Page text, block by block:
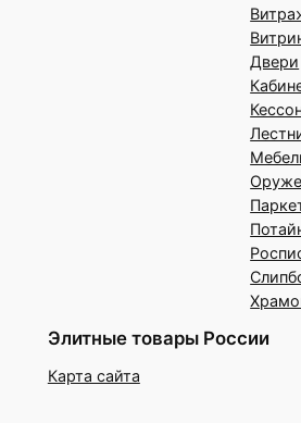
Двери
Элитные товары России
Карта сайта